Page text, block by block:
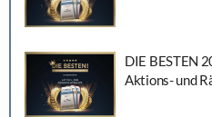
DIE BESTEN
Aktions- und